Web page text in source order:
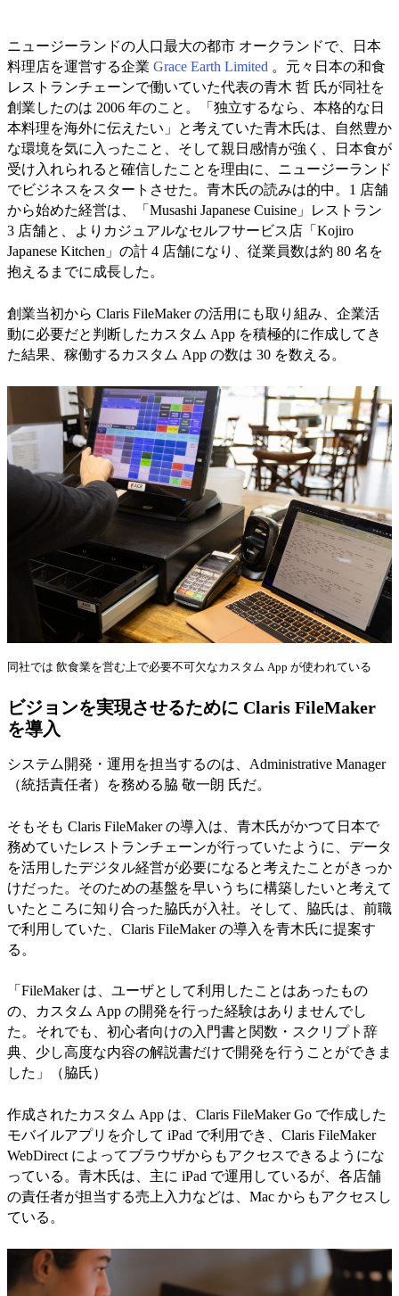
ニュージーランドの人口最大の都市 オークランドで、日本
料理店を運営する企業 Grace Earth Limited 。元々日本の和食
レストランチェーンで働いていた代表の青木 哲 氏が同社を
創業したのは 2006 年のこと。「独立するなら、本格的な日
本料理を海外に伝えたい」と考えていた青木氏は、自然豊か
な環境を気に入ったこと、そして親日感情が強く、日本食が
受け入れられると確信したことを理由に、ニュージーランド
でビジネスをスタートさせた。青木氏の読みは的中。1 店舗
から始めた経営は、「Musashi Japanese Cuisine」レストラン
3 店舗と、よりカジュアルなセルフサービス店「Kojiro
Japanese Kitchen」の計 4 店舗になり、従業員数は約 80 名を
抱えるまでに成長した。
創業当初から Claris FileMaker の活用にも取り組み、企業活
動に必要だと判断したカスタム App を積極的に作成してき
た結果、稼働するカスタム App の数は 30 を数える。
同社では 飲食業を営む上で必要不可欠なカスタム App が使われている
ビジョンを実現させるために Claris FileMaker
を導入
システム開発・運用を担当するのは、Administrative Manager
（統括責任者）を務める脇 敬一朗 氏だ。
そもそも Claris FileMaker の導入は、青木氏がかつて日本で
務めていたレストランチェーンが行っていたように、データ
を活用したデジタル経営が必要になると考えたことがきっか
けだった。そのための基盤を早いうちに構築したいと考えて
いたところに知り合った脇氏が入社。そして、脇氏は、前職
で利用していた、Claris FileMaker の導入を青木氏に提案す
る。
「FileMaker は、ユーザとして利用したことはあったもの
の、カスタム App の開発を行った経験はありませんでし
た。それでも、初心者向けの入門書と関数・スクリプト辞
典、少し高度な内容の解説書だけで開発を行うことができま
した」（脇氏）
作成されたカスタム App は、Claris FileMaker Go で作成した
モバイルアプリを介して iPad で利用でき、Claris FileMaker
WebDirect によってブラウザからもアクセスできるようにな
っている。青木氏は、主に iPad で運用しているが、各店舗
の責任者が担当する売上入力などは、Mac からもアクセスし
ている。